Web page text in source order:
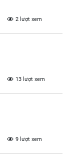
2 lượt xem
13 lượt xem
9 lượt xem